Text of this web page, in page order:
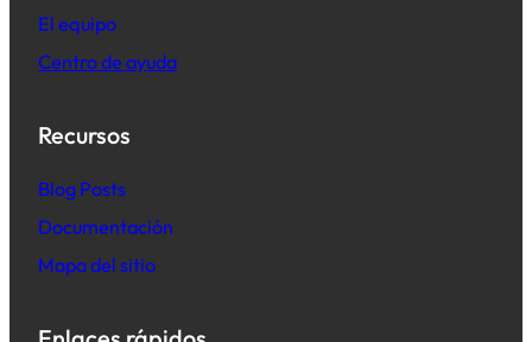
El equipo
Centro de ayuda
Recursos
Blog Posts
Documentación
Mapa del sitio